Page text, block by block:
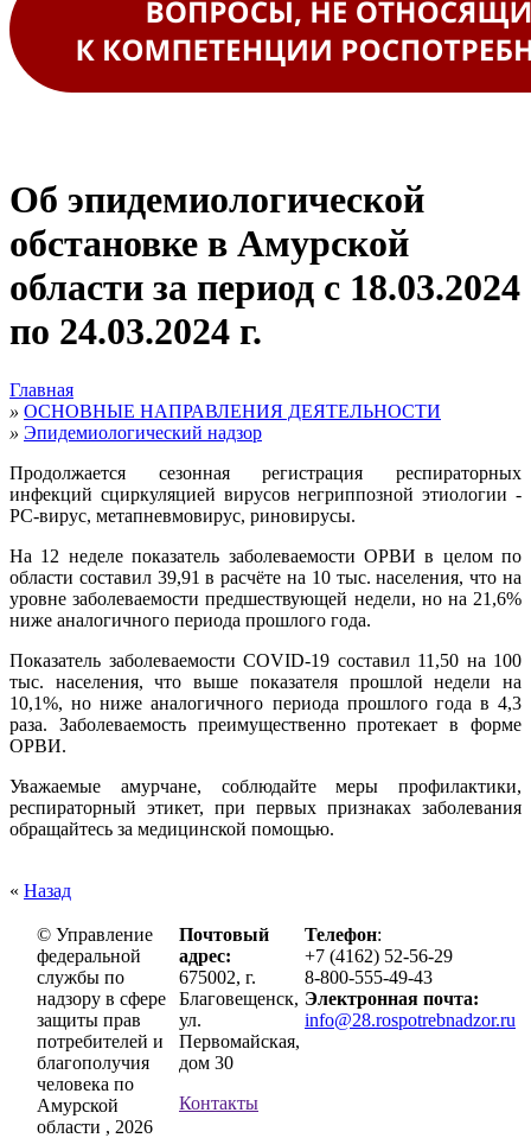
Об эпидемиологической
обстановке в Амурской
области за период с 18.03.2024
по 24.03.2024 г.
Главная
» ОСНОВНЫЕ НАПРАВЛЕНИЯ ДЕЯТЕЛЬНОСТИ
» Эпидемиологический надзор
Продолжается сезонная регистрация респираторных
инфекций сциркуляцией вирусов негриппозной этиологии -
РС-вирус, метапневмовирус, риновирусы.
На 12 неделе показатель заболеваемости ОРВИ в целом по
области составил 39,91 в расчёте на 10 тыс. населения, что на
уровне заболеваемости предшествующей недели, но на 21,6%
ниже аналогичного периода прошлого года.
Показатель заболеваемости COVID-19 составил 11,50 на 100
тыс. населения, что выше показателя прошлой недели на
10,1%, но ниже аналогичного периода прошлого года в 4,3
раза. Заболеваемость преимущественно протекает в форме
ОРВИ.
Уважаемые амурчане, соблюдайте меры профилактики,
респираторный этикет, при первых признаках заболевания
обращайтесь за медицинской помощью.
« Назад
© Управление
федеральной
службы по
надзору в сфере
защиты прав
потребителей и
благополучия
человека по
Амурской
области , 2026
Почтовый
адрес:
675002, г.
Благовещенск,
ул.
Первомайская,
дом 30
Контакты
Телефон:
+7 (4162) 52-56-29
8-800-555-49-43
Электронная почта:
info@28.rospotrebnadzor.ru